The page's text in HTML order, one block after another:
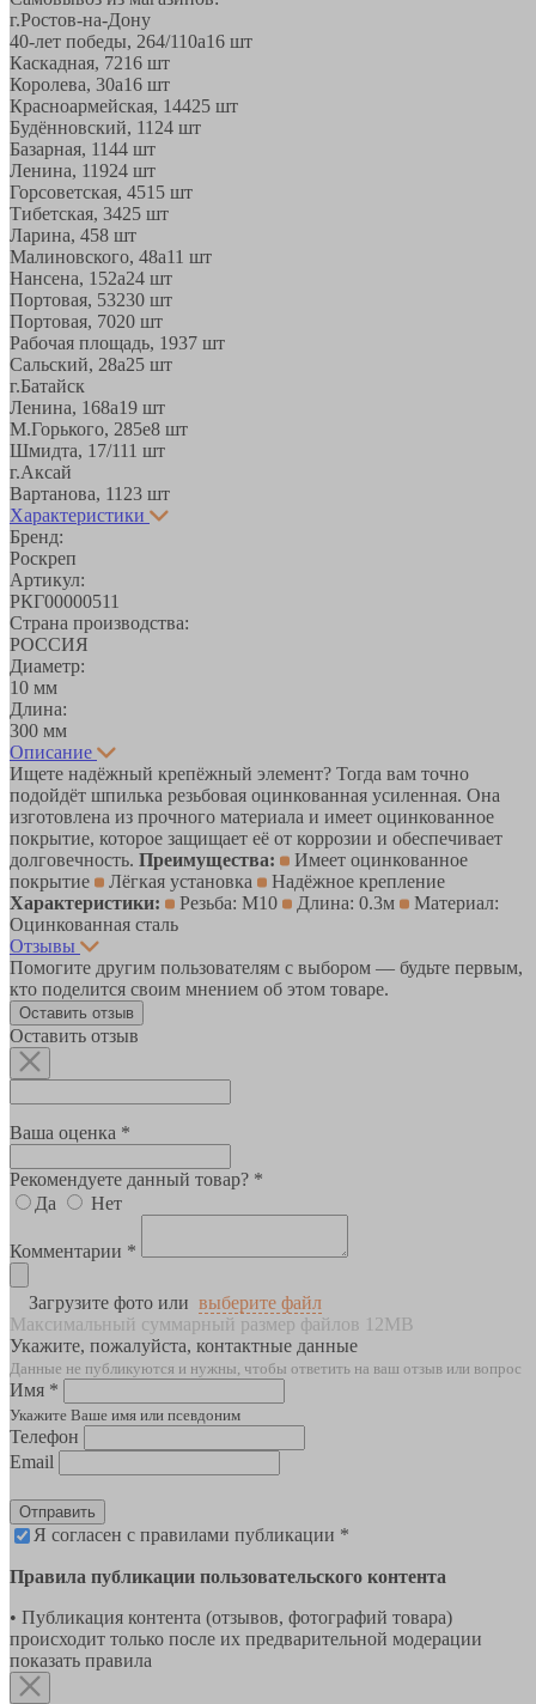
г.Ростов-на-Дону
40-лет победы, 264/110а16 шт
Каскадная, 7216 шт
Королева, 30а16 шт
Красноармейская, 14425 шт
Будённовский, 11 24 шт
Базарная, 1144 шт
Ленина, 11924 шт
Горсоветская, 4515 шт
Тибетская, 3425 шт
Ларина, 458 шт
Малиновского, 48а11 шт
Нансена, 152а24 шт
Портовая, 53230 шт
Портовая, 7020 шт
Рабочая площадь, 1937 шт
Сальский, 28a25 шт
г.Батайск
Ленина, 168а19 шт
М.Горького, 285е8 шт
Шмидта, 17/111 шт
г.Аксай
Вартанова, 11 23 шт
Характеристики
Бренд:
Роскреп
Артикул:
РКГ00000511
Страна производства:
РОССИЯ
Диаметр:
10 мм
Длина:
300 мм
Описание
Ищете надёжный крепёжный элемент? Тогда вам точно
подойдёт шпилька резьбовая оцинкованная усиленная. Она
изготовлена из прочного материала и имеет оцинкованное
покрытие, которое защищает её от коррозии и обеспечивает
долговечность. Преимущества:
Имеет оцинкованное
покрытие
Лёгкая установка
Надёжное крепление
Характеристики:
Резьба: M10 Длина: 0.3м
Материал:
Оцинкованная сталь
Отзывы
Помогите другим пользователям с выбором — будьте первым,
кто поделится своим мнением об этом товаре.
Оставить отзыв
Оставить отзыв
Ваша оценка *
Рекомендуете данный товар? *
Да
Нет
Комментарии *
Загрузите фото или выберите файл
Максимальный суммарный размер файлов 12MB
Укажите, пожалуйста, контактные данные
Данные не публикуются и нужны, чтобы ответить на ваш отзыв или вопрос
Имя *
Укажите Ваше имя или псевдоним
Телефон
Email
Отправить
Я согласен с правилами публикации *
Правила публикации пользовательского контента
• Публикация контента (отзывов, фотографий товара)
происходит только после их предварительной модерации
показать правила